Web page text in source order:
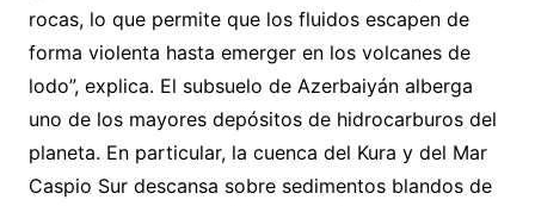
rocas, lo que permite que los fluidos escapen de
forma violenta hasta emerger en los volcanes de
lodo”, explica. El subsuelo de Azerbaiyán alberga
uno de los mayores depósitos de hidrocarburos del
planeta. En particular, la cuenca del Kura y del Mar
Caspio Sur descansa sobre sedimentos blandos de